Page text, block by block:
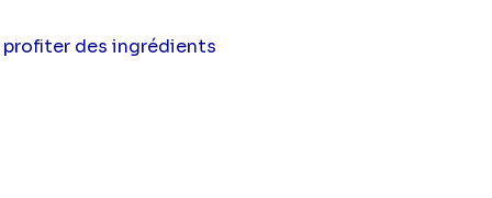
profiter des ingrédients